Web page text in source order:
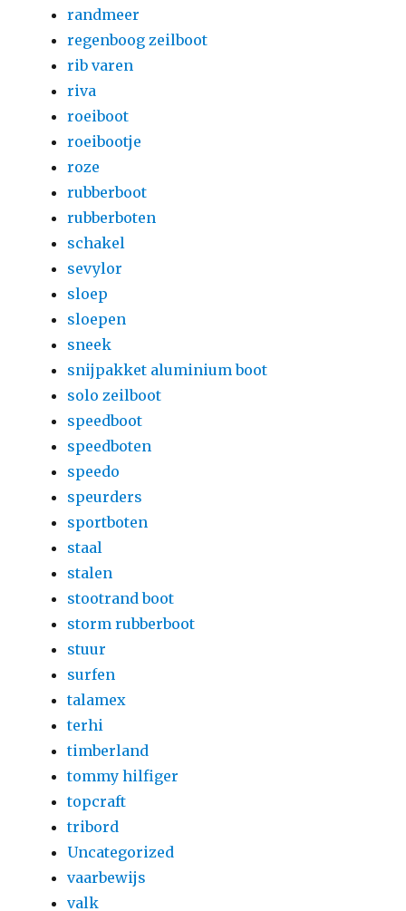
randmeer
regenboog zeilboot
rib varen
riva
roeiboot
roeibootje
roze
rubberboot
rubberboten
schakel
sevylor
sloep
sloepen
sneek
snijpakket aluminium boot
solo zeilboot
speedboot
speedboten
speedo
speurders
sportboten
staal
stalen
stootrand boot
storm rubberboot
stuur
surfen
talamex
terhi
timberland
tommy hilfiger
topcraft
tribord
Uncategorized
vaarbewijs
valk